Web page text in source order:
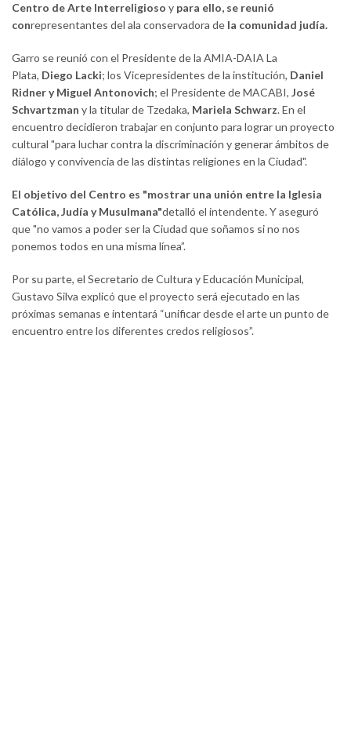
Centro de Arte Interreligioso y para ello, se reunió
conrepresentantes del ala conservadora de la comunidad judía.
Garro se reunió con el Presidente de la AMIA-DAIA La
Plata, Diego Lacki; los Vicepresidentes de la institución, Daniel
Ridner y Miguel Antonovich; el Presidente de MACABI, José
Schvartzman y la titular de Tzedaka, Mariela Schwarz. En el
encuentro decidieron trabajar en conjunto para lograr un proyecto
cultural "para luchar contra la discriminación y generar ámbitos de
diálogo y convivencia de las distintas religiones en la Ciudad".
El objetivo del Centro es "mostrar una unión entre la Iglesia
Católica, Judía y Musulmana"detalló el intendente. Y aseguró
que "no vamos a poder ser la Ciudad que soñamos si no nos
ponemos todos en una misma línea”.
Por su parte, el Secretario de Cultura y Educación Municipal,
Gustavo Silva explicó que el proyecto será ejecutado en las
próximas semanas e intentará “unificar desde el arte un punto de
encuentro entre los diferentes credos religiosos”.